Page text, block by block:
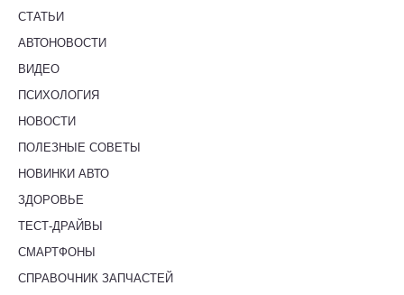
СТАТЬИ
АВТОНОВОСТИ
ВИДЕО
ПСИХОЛОГИЯ
НОВОСТИ
ПОЛЕЗНЫЕ СОВЕТЫ
НОВИНКИ АВТО
ЗДОРОВЬЕ
ТЕСТ-ДРАЙВЫ
СМАРТФОНЫ
СПРАВОЧНИК ЗАПЧАСТЕЙ